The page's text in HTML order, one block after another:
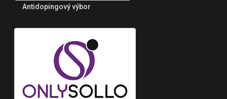
Antidopingový výbor